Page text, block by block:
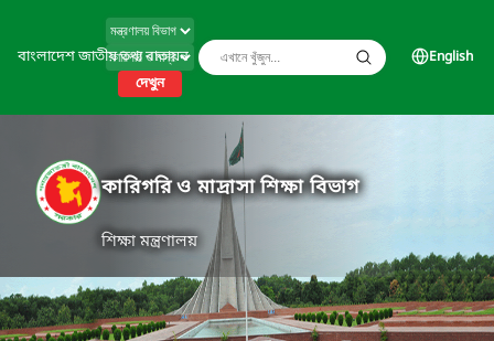
বাংলাদেশ জাতীয় তথ্য বাতায়ন
দেখুন
English
কারিগরি ও মাদ্রাসা শিক্ষা বিভাগ
শিক্ষা মন্ত্রণালয়